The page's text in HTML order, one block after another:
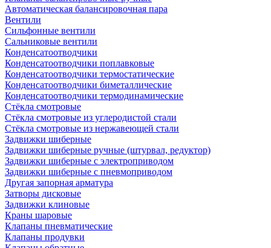
Автоматическая балансировочная пара
Вентили
Сильфонные вентили
Сальниковые вентили
Конденсатоотводчики
Конденсатоотводчики поплавковые
Конденсатоотводчики термостатические
Конденсатоотводчики биметаллические
Конденсатоотводчики термодинамические
Стёкла смотровые
Стёкла смотровые из углеродистой стали
Стёкла смотровые из нержавеющей стали
Задвижки шиберные
Задвижки шиберные ручные (штурвал, редуктор)
Задвижки шиберные с электроприводом
Задвижки шиберные с пневмоприводом
Другая запорная арматура
Затворы дисковые
Задвижки клиновые
Краны шаровые
Клапаны пневматические
Клапаны продувки